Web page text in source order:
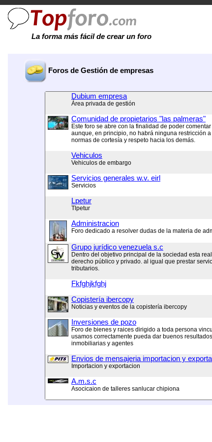
La forma más fácil de crear un foro
Foros de Gestión de empresas
Dubium empresa
Área privada de gestión
Comunidad de propietarios "las palmeras"
Este foro se abre con la finalidad de poder
aunque, en principio, no habrá ninguna restricción
normas de cortesía y respeto hacia los demás.
Vehiculos
Vehiculos de embargo
Servicios generales w.v. eirl
Servicios
Lpetur
Tlpetur
Administracion
Foro dedicado a resolver dudas de la materia de
Grupo jurídico venezuela s.c
Dentro del objetivo principal de la sociedad esta
derecho público y privado. al igual que prestar
tributarios.
Fkfghjkfghj
Copistería ibercopy
Noticias y eventos de la copistería ibercopy
Inversiones de pozo
Foro de bienes y raices dirigido a toda persona
usamos correctamente pueda dar buenos
inmobiliarias y agentes
Envios de mensajeria importacion y
Importacion y exportacion
A.m.s.c
Asocicaion de talleres sanlucar chipiona